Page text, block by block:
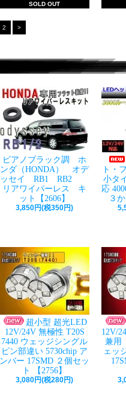
SOLD OUT
2 >
ピアノブラック調 ホ
ンダ（HONDA） オデ
ッセイ RB1 RB2
リアワイパーレス キ
ット【2606】
3,850円(税350円)
ト・
小タ
応
３
超小型 超光LED
12V/24V 無極性 T20S
7440 ウェッジシングル
ピン部違い 5730chip ア
ンバー 17SMD ２個セッ
ト 【2756】
3,080円(税280円)
12V/
兼用
ェッ